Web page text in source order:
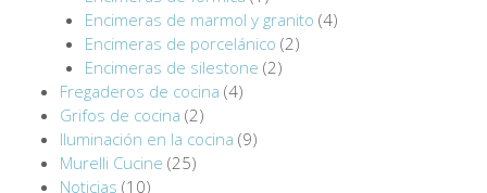
Encimeras de marmol y granito (4)
Encimeras de porcelánico (2)
Encimeras de silestone (2)
Fregaderos de cocina (4)
Grifos de cocina (2)
Iluminación en la cocina (9)
Murelli Cucine (25)
Noticias (10)